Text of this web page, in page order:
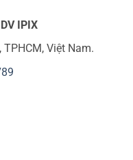
IPIX
TPHCM, Việt Nam.